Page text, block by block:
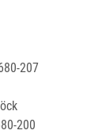
207
200